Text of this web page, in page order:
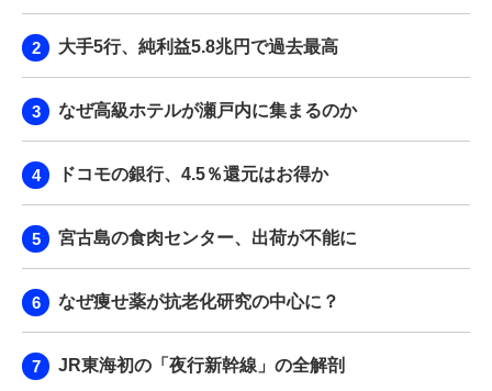
大手5行、純利益5.8兆円で過去最高
なぜ高級ホテルが瀬戸内に集まるのか
ドコモの銀行、4.5％還元はお得か
宮古島の食肉センター、出荷が不能に
なぜ痩せ薬が抗老化研究の中心に？
JR東海初の「夜行新幹線」の全解剖